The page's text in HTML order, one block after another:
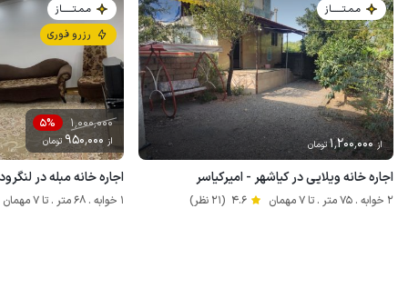
مـمـتــــــاز
از 1٬200٬000تومان
اجاره خانه ویلایی در کیاشهر - امیرکیاسر
2 خوابه . 75 متر . تا 7 مهمان 4.6 (21 نظر)
مـمـتــــــاز
رزرو فوری
1٬000٬000 5%
از 950٬000 تومان
اجاره خانه مبله در
1 خوابه . 68 متر . تا 7 مهمان